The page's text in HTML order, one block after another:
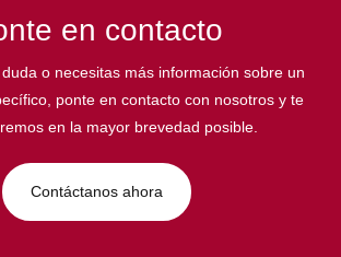
en contacto
o necesitas más información sobre un
ponte en contacto con nosotros y te
en la mayor brevedad posible.
Contáctanos ahora